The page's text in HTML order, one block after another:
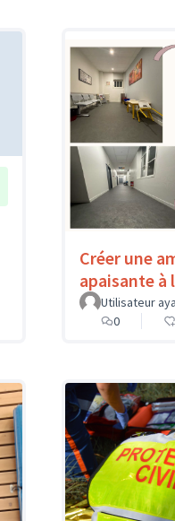
Créer une
apaisante
Utilisateur
0